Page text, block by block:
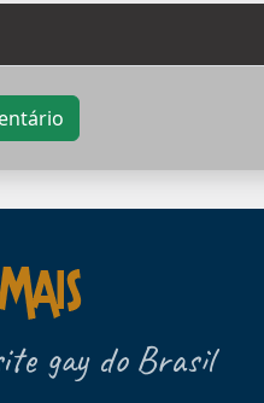
gay do Brasil